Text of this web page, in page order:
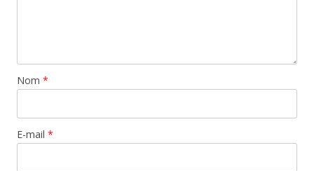
Nom *
E-mail *